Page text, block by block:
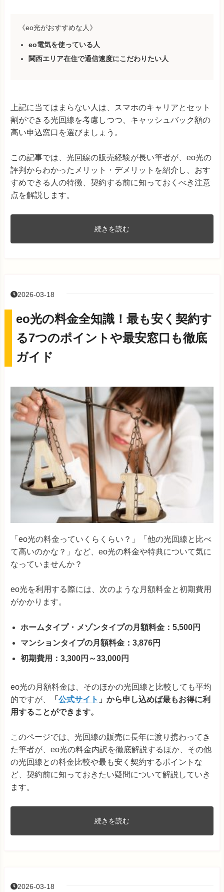
《eo光がおすすめな人》
eo電気を使っている人
関西エリア在住で通信速度にこだわりたい人
上記に当てはまらない人は、スマホのキャリアとセット
割ができる光回線を考慮しつつ、キャッシュバック額の
高い申込窓口を選びましょう。
この記事では、光回線の販売経験が長い筆者が、eo光の
評判からわかったメリット・デメリットを紹介し、おす
すめできる人の特徴、契約する前に知っておくべき注意
点を解説します。
続きを読む
2026-03-18
eo光の料金全知識！最も安く契約す
る7つのポイントや最安窓口も徹底
ガイド
「eo光の料金っていくらくらい？」「他の光回線と比べ
て高いのかな？」など、eo光の料金や特典について気に
なっていませんか？
eo光を利用する際には、次のような月額料金と初期費用
がかかります。
ホームタイプ・メゾンタイプの月額料金：5,500円
マンションタイプの月額料金：3,876円
初期費用：3,300円～33,000円
eo光の月額料金は、そのほかの光回線と比較しても平均
的ですが、
「 公式サイト 」から申し込めば最もお得に利
用することができます。
このページでは、光回線の販売に長年に渡り携わってき
た筆者が、eo光の料金内訳を徹底解説するほか、その他
の光回線との料金比較や最も安く契約するポイントな
ど、契約前に知っておきたい疑問について解説していき
ます。
続きを読む
2026-03-18